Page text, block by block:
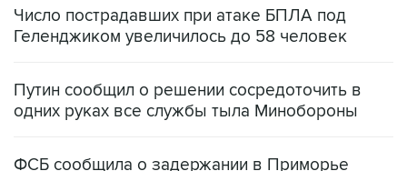
Число пострадавших при атаке БПЛА под
Геленджиком увеличилось до 58 человек
Путин сообщил о решении сосредоточить в
одних руках все службы тыла Минобороны
ФСБ сообщила о задержании в Приморье